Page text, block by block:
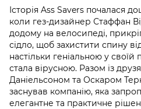
Історія Ass Savers почалася
коли гез-дизайнер Стаффан
додому на велосипеді,
сідло, щоб захистити спину
настільки геніальною у
стала вірусною. Разом із
Даніельсоном та Оскаром
заснував компанію, яка
елегантне та практичне